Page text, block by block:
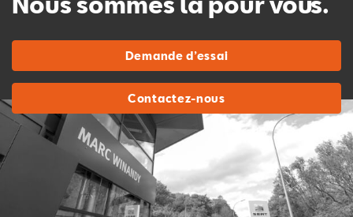
Demande d’essai
Contactez-nous